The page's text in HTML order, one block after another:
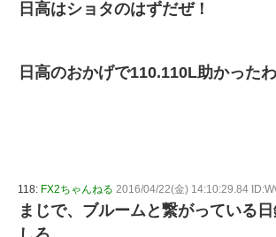
日高はショタのはずだぜ！
日高のおかげで110.110L助かった
118: FX2ちゃんねる 2016/04/22(金) 14:10:29.84
まじで、ブルームと繋がっている